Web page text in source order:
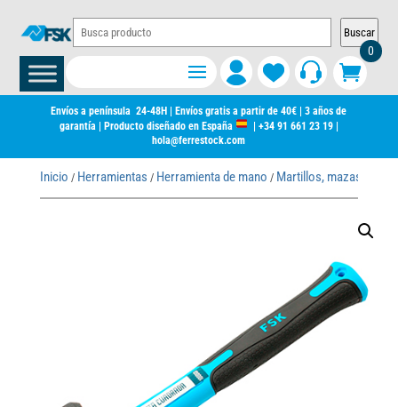
Buscar
0
Envíos a península 24-48H | Envíos gratis a partir de 40€ | 3 años de
garantía | Producto diseñado en España
+34 91 661 23 19|
hola@ferrestock.com
Inicio / Herramientas / Herramienta de mano / Martillos, mazas y